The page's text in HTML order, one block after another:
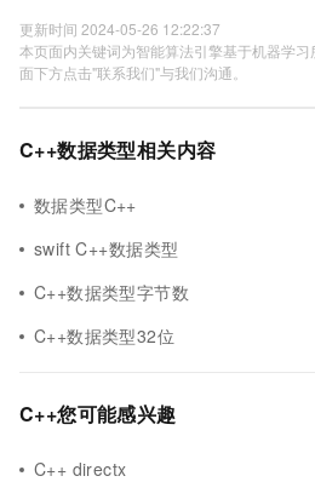
更新时间 2024-05-26 12:22:37
本页面内关键词为智能算法引擎基于机器学
面下方点击"联系我们"与我们沟通。
C++数据类型相关内容
数据类型C++
swift C++数据类型
C++数据类型字节数
C++数据类型32位
C++您可能感兴趣
C++ directx